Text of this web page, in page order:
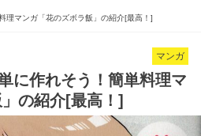
理マンガ「花のズボラ飯」の紹介[最高！]
マンガ
に作れそう！簡単料理マ
の紹介[最高！]